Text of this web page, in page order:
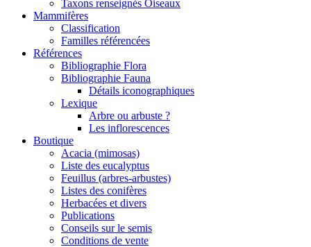
Taxons renseignés Oiseaux
Mammifères
Classification
Familles référencées
Références
Bibliographie Flora
Bibliographie Fauna
Détails iconographiques
Lexique
Arbre ou arbuste ?
Les inflorescences
Boutique
Acacia (mimosas)
Liste des eucalyptus
Feuillus (arbres-arbustes)
Listes des conifères
Herbacées et divers
Publications
Conseils sur le semis
Conditions de vente